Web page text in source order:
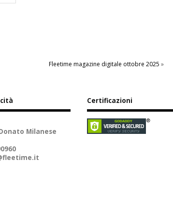
Fleetime magazine digitale ottobre 2025 »
Milanese
Certificazioni